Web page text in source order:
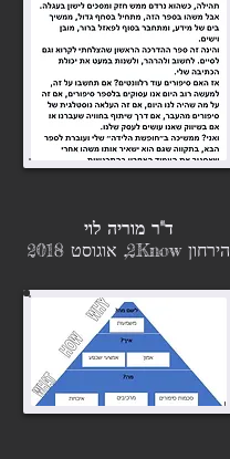
ד"ר מוריה לוי
הירחון 2Know, אוגוסט 2018